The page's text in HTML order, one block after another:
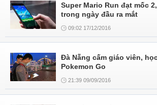
Super Mario Run đạt mốc
trong ngày đầu ra mắt
09:02 17/12/2016
Đà Nẵng cấm giáo viên,
Pokemon Go
21:39 09/09/2016